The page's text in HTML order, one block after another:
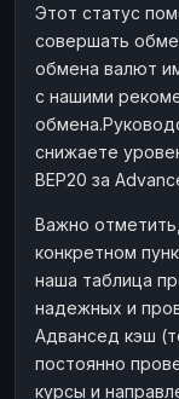
Этот статус
совершать
обмена валют
с нашими
снижаете
BEP20 за
Важно
конкретном
наша таблица
надежных и
Адвансед кэш
постоянно
курсы и